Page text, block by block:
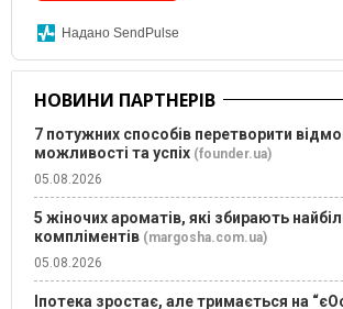
Надано SendPulse
НОВИНИ ПАРТНЕРІВ
7 потужних способів перетворити
можливості та успіх (founder.ua)
05.08.2026
5 жіночих ароматів, які збирають
компліментів (margosha.com.ua)
05.08.2026
Іпотека зростає, але тримається на